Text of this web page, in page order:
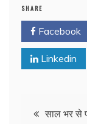
SHARE
Facebook
Linkedin
Postसाल भर से